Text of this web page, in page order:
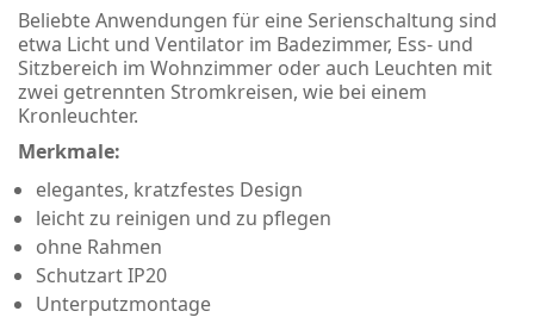
Beliebte Anwendungen für eine Serienschaltung sind
etwa Licht und Ventilator im Badezimmer, Ess- und
Sitzbereich im Wohnzimmer oder auch Leuchten mit
zwei getrennten Stromkreisen, wie bei einem
Kronleuchter.
Merkmale:
elegantes, kratzfestes Design
leicht zu reinigen und zu pflegen
ohne Rahmen
Schutzart IP20
Unterputzmontage